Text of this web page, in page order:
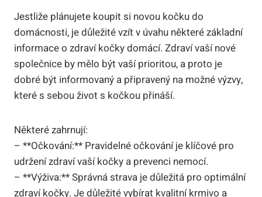
Jestliže plánujete koupit si novou kočku do
domácnosti, je důležité vzít v úvahu některé základní
informace o zdraví kočky domácí. Zdraví vaší nové
společnice by mělo být vaší prioritou, a proto je
dobré být informovaný a připravený na možné výzvy,
které s sebou život s kočkou přináší.
Některé zahrnují:
– **Očkování:** Pravidelné očkování je klíčové pro
udržení zdraví vaší kočky a prevenci nemocí.
– **Výživa:** Správná strava je důležitá pro optimální
zdraví kočky. Je důležité vybírat kvalitní krmivo a